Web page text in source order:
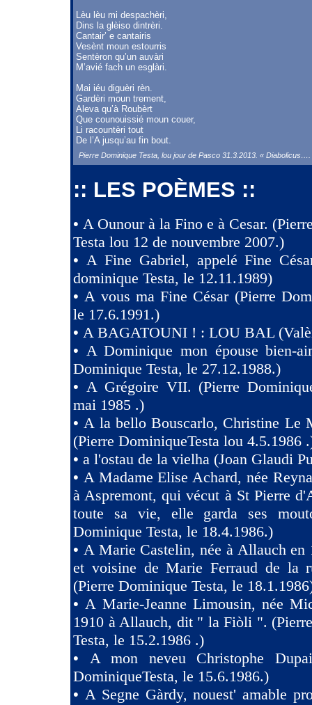
Lèu lèu mi despachèri,
Dins la glèiso dintrèri.
Cantair’ e cantairis
Vesènt moun estourris
Sentèron qu’un auvàri
M’avié fach un esglàri.
Mai iéu diguèri rèn.
Gardèri moun trement,
Aleva qu’à Roubèrt
Que counouissié moun couer,
Li racountèri tout
De l’A jusqu’au fin bout.
Pierre Dominique Testa, lou jour de Pasco 31.3.2013. « Diabolicus….
:: LES POÈMES ::
• A Ounour à la Fino e à Cesar.
Testa lou 12 de nouvembre 2007.)
• A Fine Gabriel, appelé Fine
dominique Testa, le 12.11.1989)
•A vous ma Fine César (Pierre
le 17.6.1991.)
• A BAGATOUNI ! : LOU BAL
• A Dominique mon épouse bien-
Dominique Testa, le 27.12.1988.)
• A Grégoire VII. (Pierre
mai 1985 .)
•A la bello Bouscarlo, Christine Le
(Pierre DominiqueTesta lou 4.5.1986
• a l'ostau de la vielha (Joan Glaudi
• A Madame Elise Achard, née
à Aspremont, qui vécut à St Pierre
toute sa vie, elle garda ses
Dominique Testa, le 18.4.1986.)
• A Marie Castelin, née à Allauch en
et voisine de Marie Ferraud de la
(Pierre Dominique Testa, le
•A Marie-Jeanne Limousin, née
1910 à Allauch, dit " la Fiòli ".
Testa, le 15.2.1986 .)
• A mon neveu Christophe
DominiqueTesta, le 15.6.1986.)
• A Segne Gàrdy, nouest' amable